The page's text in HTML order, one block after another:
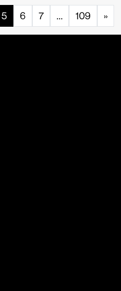
5 6 7 … 109 »